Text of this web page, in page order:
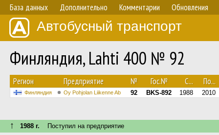
База данных Дополнительно Комментарии Обновления
Автобусный транспорт
Финляндия, Lahti 400 № 92
Регион Предприятие № Гос.№ С... По...
Финляндия Oy Pohjolan Liikenne Ab 92 BKS-892 1988 2010
↑ 1988 г. Поступил на предприятие